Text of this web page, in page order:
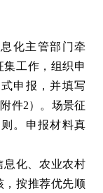
化主管部门牵
工作，组织申
申报，并填写
件2）。场景征
。申报材料真
息化、农业农村
，按推荐优先顺